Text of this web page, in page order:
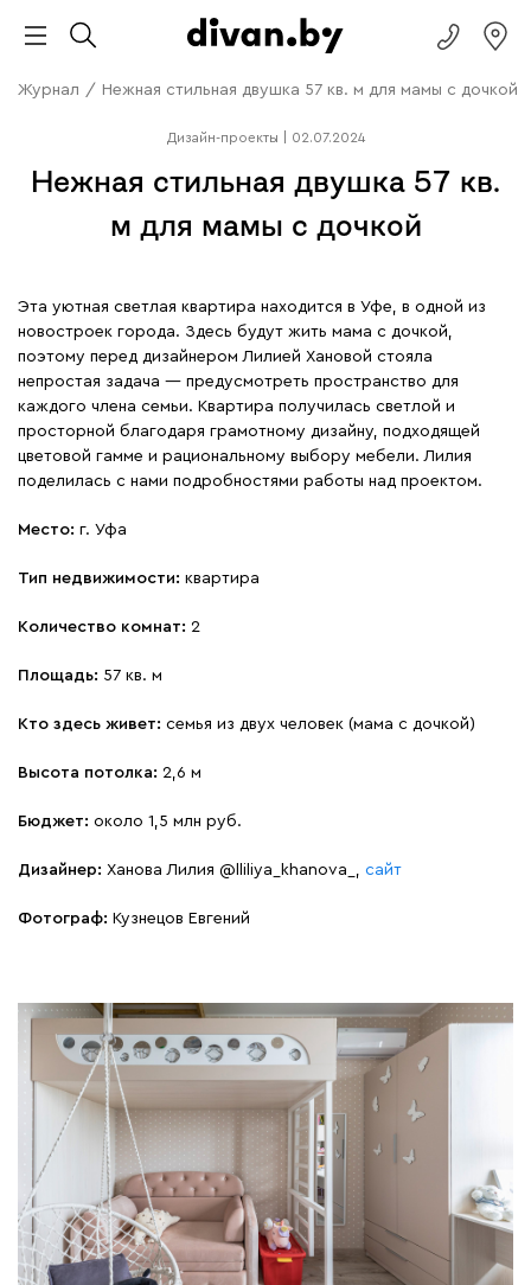
Журнал / Нежная стильная двушка 57 кв. м для мамы с дочкой
Дизайн-проекты 02.07.2024
Нежная стильная двушка 57 кв.
м для мамы с дочкой
Эта уютная светлая квартира находится в Уфе, в одной из
новостроек города. Здесь будут жить мама с дочкой,
поэтому перед дизайнером Лилией Хановой стояла
непростая задача — предусмотреть пространство для
каждого члена семьи. Квартира получилась светлой и
просторной благодаря грамотному дизайну, подходящей
цветовой гамме и рациональному выбору мебели. Лилия
поделилась с нами подробностями работы над проектом.
Место: г. Уфа
Тип недвижимости: квартира
Количество комнат: 2
Площадь: 57 кв. м
Кто здесь живет: семья из двух человек (мама с дочкой)
Высота потолка: 2,6 м
Бюджет: около 1,5 млн руб.
Дизайнер: Ханова Лилия @lliliya_khanova_, сайт
Фотограф: Кузнецов Евгений